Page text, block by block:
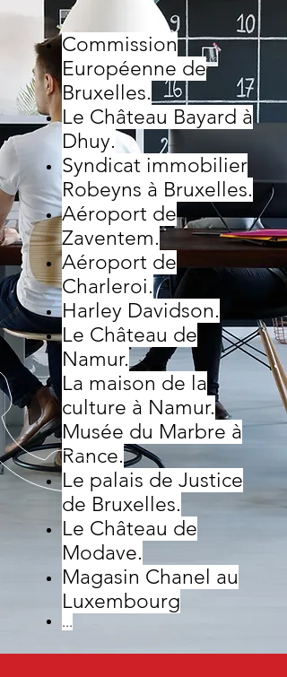
Commission
Européenne de
Bruxelles.
Le Château Bayard à
Dhuy.
Syndicat immobilier
Robeyns à Bruxelles.
Aéroport de
Zaventem.
Aéroport de
Charleroi.
Harley Davidson.
Le Château de
Namur.
La maison de la
culture à Namur.
Musée du Marbre à
Rance.
Le palais de Justice
de Bruxelles.
Le Château de
Modave.
Magasin Chanel au
Luxembourg
...